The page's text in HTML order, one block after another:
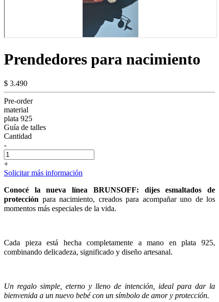
Prendedores para nacimiento
$ 3.490
Pre-order
material
plata 925
Guía de talles
Cantidad
-
+
Solicitar más información
Conocé la nueva línea BRUNSOFF:
dijes esmaltados de
protección para nacimiento, creados para acompañar uno de los
momentos más especiales de la vida.
Cada pieza está hecha completamente a mano en plata 925,
combinando delicadeza, significado y diseño artesanal.
Un regalo simple, eterno y lleno de intención, ideal para dar la
bienvenida a un nuevo bebé con un símbolo de amor y protección.